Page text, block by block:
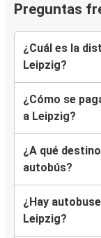
Preguntas
¿Cuál es la
Leipzig?
¿Cómo se
a Leipzig?
¿A qué
autobús?
¿Hay
Leipzig?